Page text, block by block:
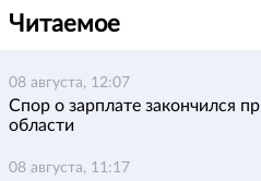
Читаемое
08 августа, 12:07
Спор о зарплате закончился
области
08 августа, 11:17